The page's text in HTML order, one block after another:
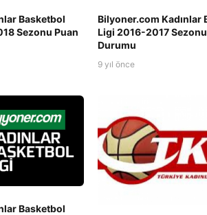
Basketbol
Sezonu Puan
Bilyoner.com Kadınlar
Ligi 2016-2017
Durumu
9 yıl önce
Basketbol